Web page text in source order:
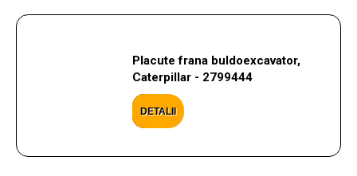
Placute frana buldoexcavator,
Caterpillar - 2799444
DETALII